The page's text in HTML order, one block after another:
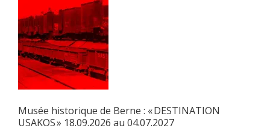
Musée historique de Berne : « DESTINATION
USAKOS » 18.09.2026 au 04.07.2027